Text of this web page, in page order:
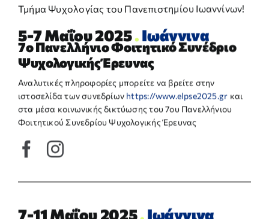
Τμήμα Ψυχολογίας του Πανεπιστημίου Ιωαννίνων!
5-7 Μαΐου 2025.Ιωάννινα
7ο Πανελλήνιο Φοιτητικό Συνέδριο
Ψυχολογικής Έρευνας
Αναλυτικές πληροφορίες μπορείτε να βρείτε στην
ιστοσελίδα των συνεδρίων https://www.elpse2025.gr και
στα μέσα κοινωνικής δικτύωσης του 7ου Πανελλήνιου
Φοιτητικού Συνεδρίου Ψυχολογικής Έρευνας
7-11 Μαΐου 2025.Ιωάννινα